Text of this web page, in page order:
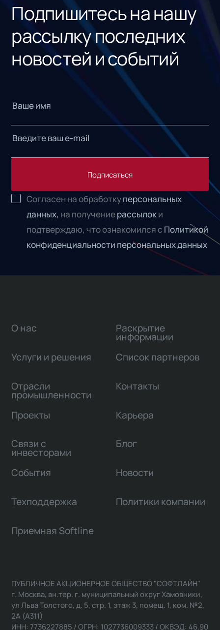
Подпишитесь на нашу
рассылку последних
новостей и событий
Подписаться
Согласен на обработкуперсональных
данных, на получениерассылоки
подтверждаю, что ознакомился с Политикой
конфиденциальности персональных данных
О нас
Услуги и решения
Отрасли
промышленности
Проекты
Связи с
инвесторами
Раскрытие
информации
Список партнеров
Контакты
Карьера
Блог
События Новости
Техподдержка Политики компании
Приемная Softline
ПУБЛИЧНОЕ АКЦИОНЕРНОЕ ОБЩЕСТВО "СОФТЛАЙН"
г. Москва, вн.тер. г. муниципальный округ Хамовники,
ул Льва Толстого, д. 5, стр. 1, этаж 3, помещ. 1, ком. №2,
2А (А311)
ИНН: 7736227885 / ОГРН: 1027736009333 / ОКВЭД: 46.90